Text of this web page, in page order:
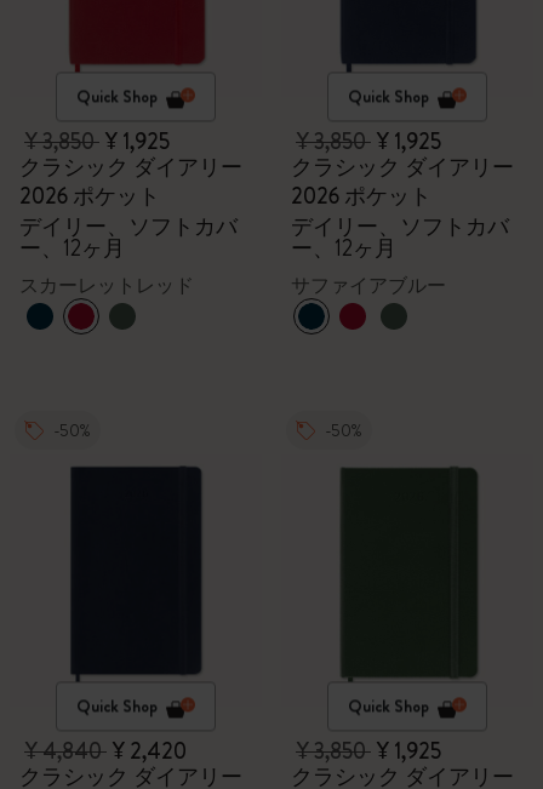
Quick Shop
¥ 3,850¥ 1,925
クラシック ダイアリー
2026 ポケット
デイリー、ソフトカバ
ー、12ヶ月
スカーレットレッド
Quick Shop
¥ 3,850¥ 1,925
クラシック ダイアリー
2026 ポケット
デイリー、ソフトカバ
ー、12ヶ月
サファイアブルー
-50%
Quick Shop
¥ 4,840¥ 2,420
クラシック ダイアリー
-50%
Quick Shop
¥ 3,850¥ 1,925
クラシック ダイアリー